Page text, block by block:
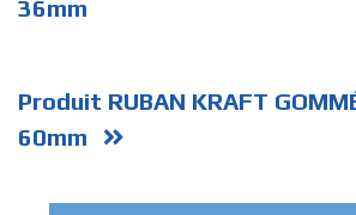
36mm
Produit RUBAN KRAFT
60mm